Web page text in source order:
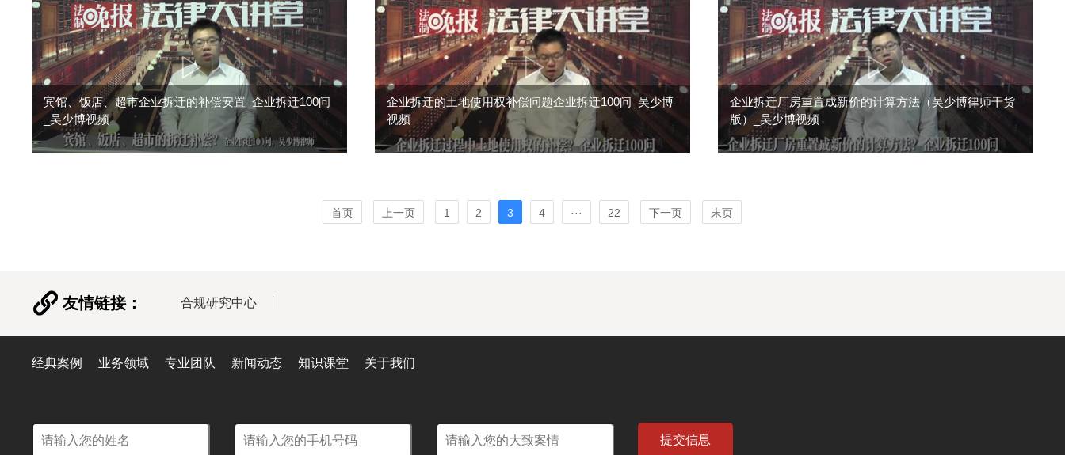
宾馆、饭店、超市企业拆迁的补偿安置_企业拆迁100问
_吴少博视频
企业拆迁的土地使用权补偿问题企业拆迁100问_吴少博
视频
企业拆迁厂房重置成新价的计算方法（吴少博律师干货
版）_吴少博视频
首页 上一页 1 2 3 4 ··· 22 下一页 末页
友情链接： 合规研究中心
经典案例 业务领域 专业团队 新闻动态 知识课堂 关于我们
提交信息